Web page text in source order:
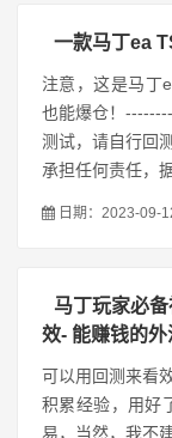
一款马丁ea
注意，这是马丁
也能爆仓！
测试，请自行回
承担任何责任，据
日期：2023-09-
马丁玩家必
效- 能赚钱的
可以用回测来看
积累经验，用好
易，当然，我不